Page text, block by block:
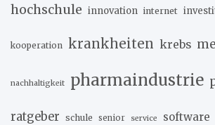
hochschule innovation internet
kooperation krankheiten krebs
nachhaltigkeit pharmaindustrie
ratgeber schule senior service software